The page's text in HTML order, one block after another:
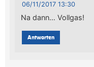
06/11/2017 13:30
Na dann… Vollgas!
Antworten